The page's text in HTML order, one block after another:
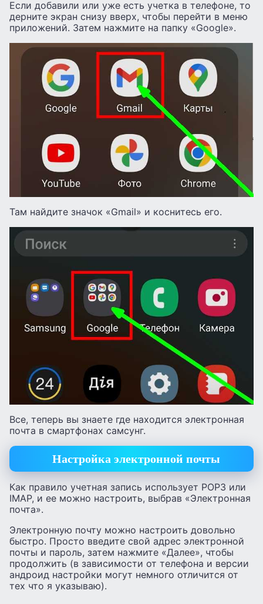
Если добавили или уже есть учетка в телефоне, то
дерните экран снизу вверх, чтобы перейти в меню
приложений. Затем нажмите на папку «Google».
Там найдите значок «Gmail» и коснитесь его.
Все, теперь вы знаете где находится электронная
почта в смартфонах самсунг.
Настройка электронной почты
Как правило учетная запись использует POP3 или
IMAP, и ее можно настроить, выбрав «Электронная
почта».
Электронную почту можно настроить довольно
быстро. Просто введите свой адрес электронной
почты и пароль, затем нажмите «Далее», чтобы
продолжить (в зависимости от телефона и версии
андроид настройки могут немного отличится от
тех что я указываю).